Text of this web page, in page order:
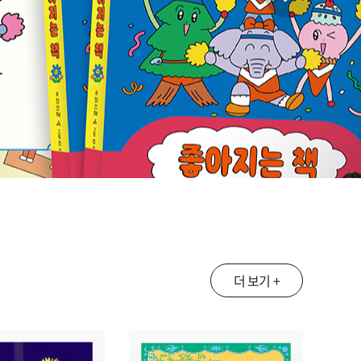
더 보기 +